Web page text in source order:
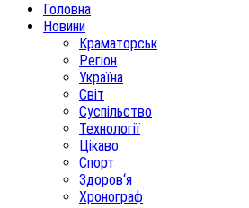
Головна
Новини
Краматорськ
Регіон
Україна
Світ
Суспільство
Технології
Цікаво
Спорт
Здоров‘я
Хронограф